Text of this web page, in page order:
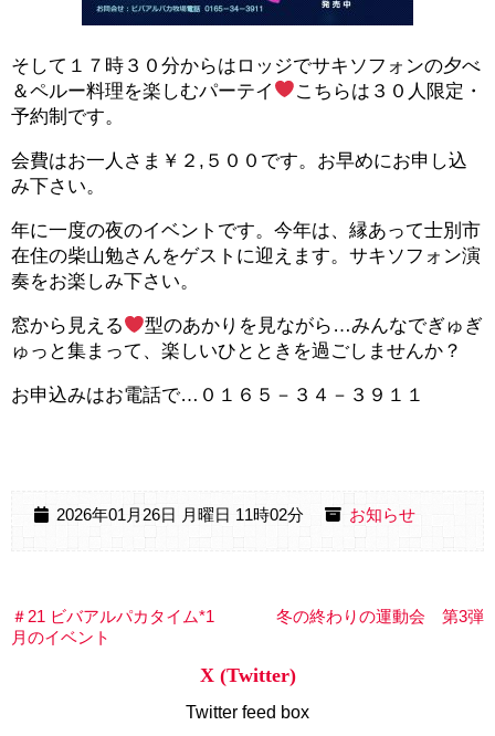
そして１７時３０分からはロッジでサキソフォンの夕べ
＆ペルー料理を楽しむパーテイ
こちらは３０人限定・
予約制です。
会費はお一人さま￥２,５００です。お早めにお申し込
み下さい。
年に一度の夜のイベントです。今年は、縁あって士別市
在住の柴山勉さんをゲストに迎えます。サキソフォン演
奏をお楽しみ下さい。
窓から見える
型のあかりを見ながら…みんなでぎゅぎ
ゅっと集まって、楽しいひとときを過ごしませんか？
お申込みはお電話で…０１６５－３４－３９１１
2026年01月26日 月曜日 11時02分 お知らせ
＃21 ビバアルパカタイム*1
月のイベント
冬の終わりの運動会 第3弾
X (Twitter)
Twitter feed box